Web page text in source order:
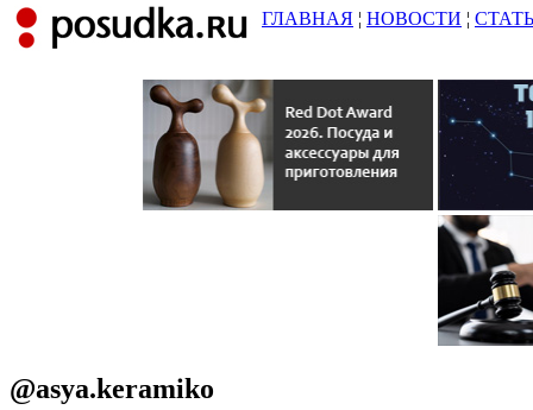
ГЛАВНАЯ ¦ НОВОСТИ ¦
@asya.keramiko